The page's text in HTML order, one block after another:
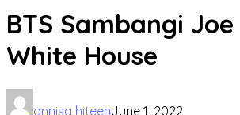
BTS Sambangi
White House
annisa hiteenJune 1, 2022